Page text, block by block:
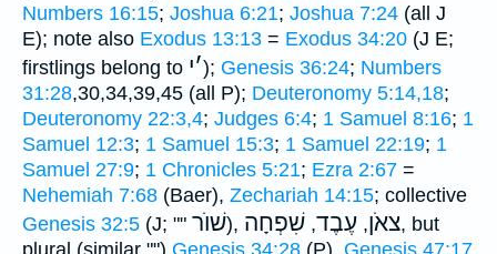
Numbers 16:15; Joshua 6:21; Joshua 7:24 (all J
E); note also Exodus 13:13 = Exodus 34:20 (J E;
firstlings belong to ׳י ); Genesis 36:24; Numbers
31:28,30,34,39,45 (all P); Deuteronomy 5:14,18;
Deuteronomy 22:3,4; Judges 6:4; 1 Samuel 8:16; 1
Samuel 12:3; 1 Samuel 15:3; 1 Samuel 22:19; 1
Samuel 27:9; 1 Chronicles 5:21; Ezra 2:67 =
Nehemiah 7:68 (Baer), Zechariah 14:15; collective
Genesis 32:5 (J; "" שׁוֺר), צאֹן, עֶבֶד, שִׁפְחָה
, but
plural (similar "") Genesis 34:28 (P), Genesis 47:17